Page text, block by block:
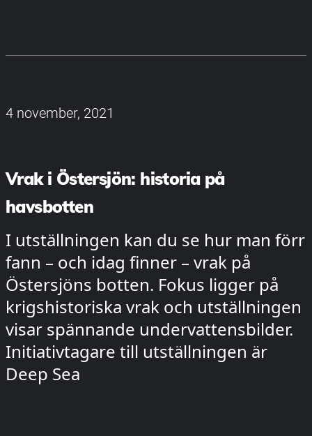
4 november, 2021
Vrak i Östersjön: historia på
havsbotten
I utställningen kan du se hur man förr
fann – och idag finner – vrak på
Östersjöns botten. Fokus ligger på
krigshistoriska vrak och utställningen
visar spännande undervattensbilder.
Initiativtagare till utställningen är
Deep Sea